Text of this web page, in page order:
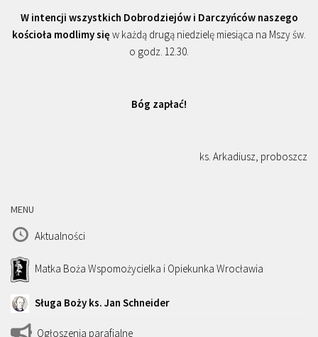
W intencji wszystkich Dobrodziejów i Darczyńców naszego
kościoła modlimy się w każdą drugą niedzielę miesiąca na Mszy św.
o godz. 12.30.
Bóg zapłać!
ks. Arkadiusz, proboszcz
MENU
Aktualności
Matka Boża Wspomożycielka i Opiekunka Wrocławia
Sługa Boży ks. Jan Schneider
Ogłoszenia parafialne